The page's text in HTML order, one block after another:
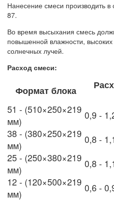
Нанесение смеси производить
87.
Во время высыхания смесь
повышенной влажности,
солнечных лучей.
Расход смеси:
Формат блока
51 - (510×250×219
мм)
0,9 -
38 - (380×250×219
мм)
0,8 -
25 - (250×380×219
мм)
0,8 -
12 - (120×500×219
мм)
0,6 -